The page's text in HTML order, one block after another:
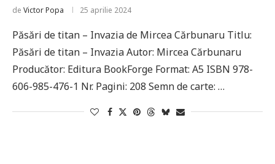
de Victor Popa 25 aprilie 2024
Păsări de titan – Invazia de Mircea Cărbunaru Titlu:
Păsări de titan – Invazia Autor: Mircea Cărbunaru
Producător: Editura BookForge Format: A5 ISBN 978-
606-985-476-1 Nr. Pagini: 208 Semn de carte: …